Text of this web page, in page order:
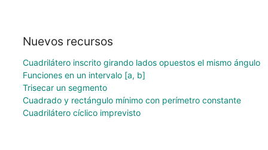
Nuevos recursos
Cuadrilátero inscrito girando lados opuestos el mismo ángulo
Funciones en un intervalo [a, b]
Trisecar un segmento
Cuadrado y rectángulo mínimo con perímetro constante
Cuadrilátero cíclico imprevisto